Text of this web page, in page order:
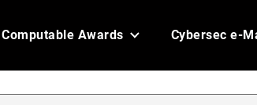
Computable Awards Cybersec e-